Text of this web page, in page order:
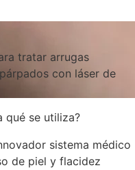
tratar arrugas
con láser de
qué se utiliza?
sistema médico
de piel y flacidez